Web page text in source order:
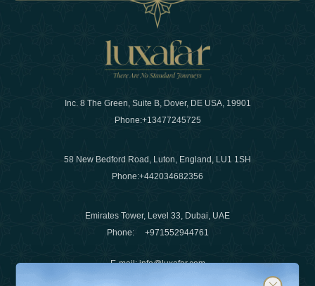
Inc. 8 The Green, Suite B, Dover, DE USA, 19901
Phone:+13477245725
58 New Bedford Road, Luton, England, LU1 1SH
Phone:+442034682356
Emirates Tower, Level 33, Dubai, UAE
Phone: +971552944761
E-mail:info@luxafar.com
Desideri saperne di più sulle ultime tendenze di viaggio?
Iscriviti alla nostra newsletter e rimani aggiornato